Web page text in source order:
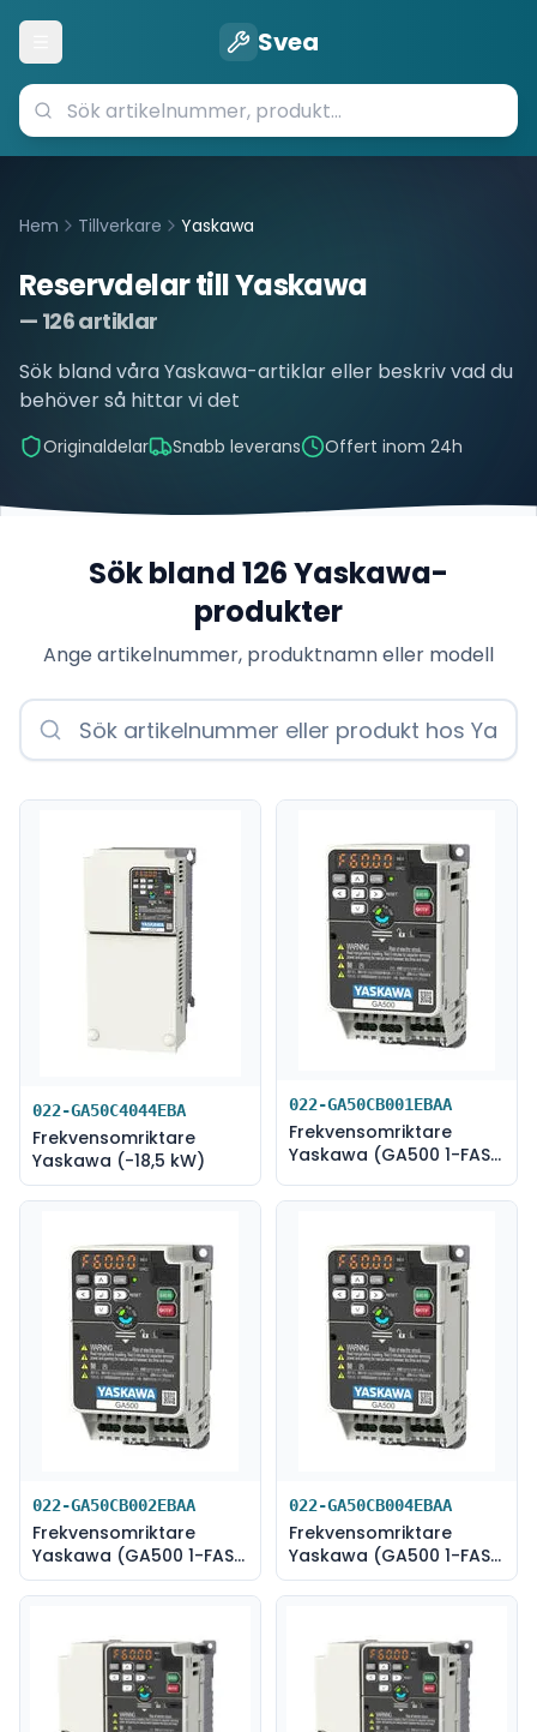
Öppna meny Svea
Hem Tillverkare Yaskawa
Reservdelar tillYaskawa
— 126artiklar
Sök bland våraYaskawa-artiklar eller beskriv vad du
behöver så hittar vi det
Originaldelar Snabb leverans Offert inom 24h
Sök bland126Yaskawa-
produkter
Ange artikelnummer, produktnamn eller modell
022-GA50C4044EBA
Frekvensomriktare
Yaskawa (-18,5 kW)
022-GA50CB001EBAA
Frekvensomriktare
Yaskawa (GA500 1-FAS
022-GA50CB002EBAA
Frekvensomriktare
Yaskawa (GA500 1-FAS
230V-0,25 kW)
022-GA50CB004EBAA
Frekvensomriktare
Yaskawa (GA500 1-FAS
230V-0,55 kW)